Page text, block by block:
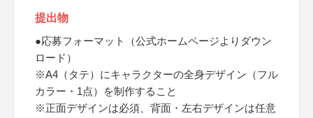
提出物
●応募フォーマット（公式ホームページよりダウン
ロード）
※A4（タテ）にキャラクターの全身デザイン（フル
カラー・1点）を制作すること
※正面デザインは必須、背面・左右デザインは任意